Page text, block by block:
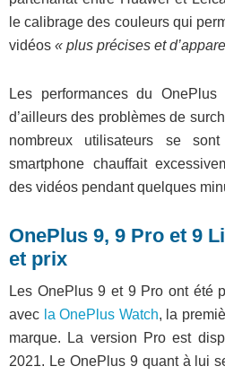
le calibrage des couleurs qui
vidéos « plus précises et
Les performances du
d’ailleurs des problèmes de
nombreux utilisateurs se
smartphone chauffait
des vidéos pendant quelques
OnePlus 9, 9 Pro et 9
et prix
Les OnePlus 9 et 9 Pro ont été
avec la OnePlus Watch, la
marque. La version Pro est
2021. Le OnePlus 9 quant à lui